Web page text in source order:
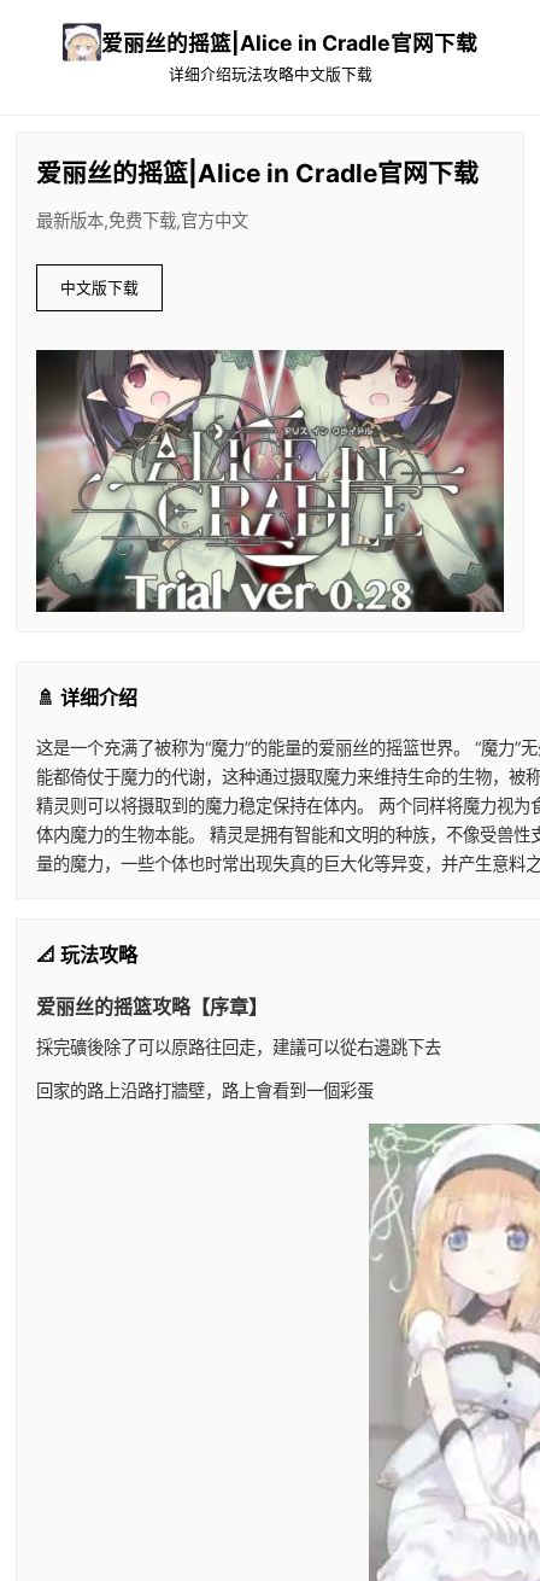
爱丽丝的摇篮|Alice in Cradle官网下载
详细介绍玩法攻略中文版下载
爱丽丝的摇篮|Alice in Cradle官网下载
最新版本,免费下载,官方中文
中文版下载
🚿 详细介绍
这是一个充满了被称为“魔力”的能量的爱丽丝的摇篮世界。 “魔力
能都倚仗于魔力的代谢，这种通过摄取魔力来维持生命的生物，被
精灵则可以将摄取到的魔力稳定保持在体内。 两个同样将魔力视
体内魔力的生物本能。 精灵是拥有智能和文明的种族，不像受兽
量的魔力，一些个体也时常出现失真的巨大化等异变，并产生意
📐 玩法攻略
爱丽丝的摇篮攻略【序章】
採完礦後除了可以原路往回走，建議可以從右邊跳下去
回家的路上沿路打牆壁，路上會看到一個彩蛋